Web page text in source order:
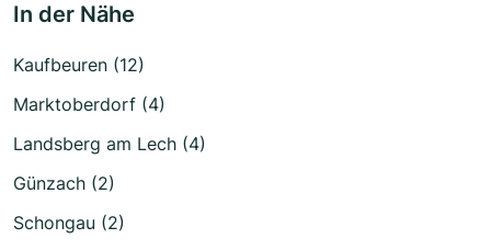
In der Nähe
Kaufbeuren (12)
Marktoberdorf (4)
Landsberg am Lech (4)
Günzach (2)
Schongau (2)